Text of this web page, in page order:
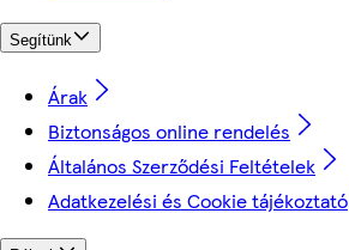
Segítünk
Árak
Biztonságos online rendelés
Általános Szerződési Feltételek
Adatkezelési és Cookie tájékoztató